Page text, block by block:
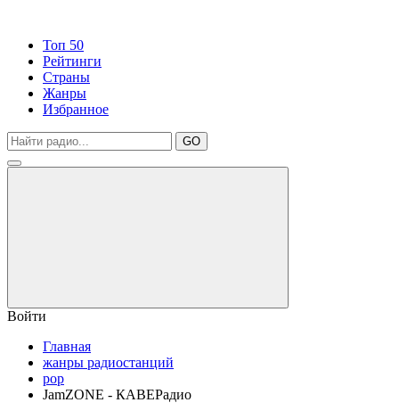
Топ 50
Рейтинги
Страны
Жанры
Избранное
GO
Войти
Главная
жанры радиостанций
pop
JamZONE - КАВЕРадио